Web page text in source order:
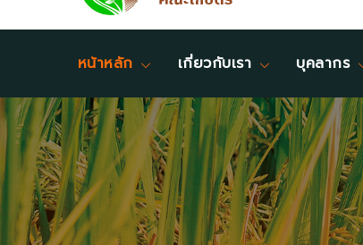
หน้าหลัก เกี่ยวกับเรา บุคลากร